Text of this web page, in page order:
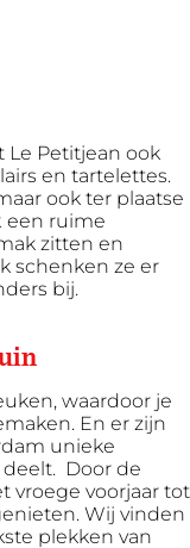
Le Petitjean ook
en tartelettes.
ook ter plaatse
een ruime
zitten en
schenken ze er
bij.
waardoor je
En er zijn
unieke
Door de
vroege voorjaar tot
Wij vinden
plekken van